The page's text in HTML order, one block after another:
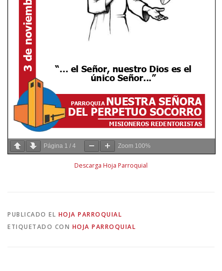
Página 1 / 4 Zoom 100%
Descarga Hoja Parroquial
PUBLICADO EL HOJA PARROQUIAL
ETIQUETADO CON HOJA PARROQUIAL